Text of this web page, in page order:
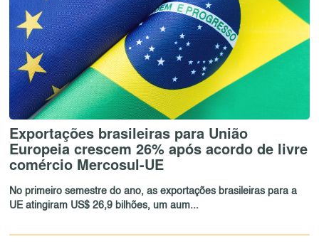
Exportações brasileiras para União
Europeia crescem 26% após acordo de livre
comércio Mercosul-UE
No primeiro semestre do ano, as exportações brasileiras para a
UE atingiram US$ 26,9 bilhões, um aum...